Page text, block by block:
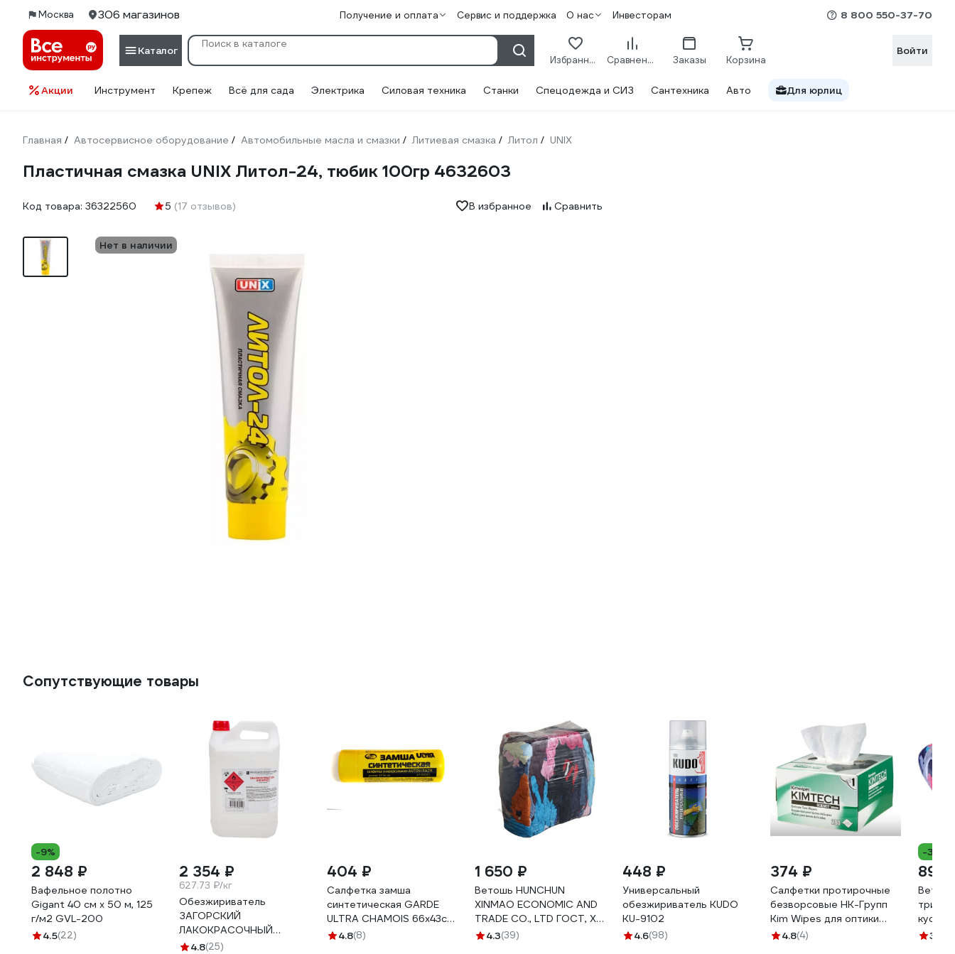
Москва 306 магазинов Получение и оплата Сервис и поддержка О нас Инвесторам 8 800 550-37-70
Каталог
Избранное Сравнение Заказы Корзина
Войти
Акции Инструмент Крепеж Всё для сада Электрика Силовая техника Станки Спецодежда и СИЗ Сантехника Авто Для юрлиц
Главная / Автосервисное оборудование / Автомобильные масла и смазки / Литиевая смазка / Литол / UNIX
Пластичная смазка UNIX Литол-24, тюбик 100гр 4632603
Код товара: 36322560 5 (17 отзывов) В избранное Сравнить
Нет в наличии
Сопутствующие товары
-9%
2 848 ₽
Вафельное полотно
Gigant 40 см х 50 м, 125
г/м2 GVL-200
4.5(22)
2 354 ₽
627.73 ₽/кг
Обезжириватель
ЗАГОРСКИЙ
ЛАКОКРАСОЧНЫЙ
ЗАВОД Нефрас 5 л
4.8(25)
404 ₽
Салфетка замша
синтетическая GARDE
ULTRA CHAMOIS 66x43см
в тубе UC6643
4.8(8)
1 650 ₽
Ветошь HUNCHUN
XINMAO ECONOMIC AND
TRADE CO., LTD ГОСТ, ХБ
цветной трикотаж,
4.3(39)
448 ₽
Универсальный
обезжириватель KUDO
KU-9102
4.6(98)
374 ₽
Салфетки протирочные
безворсовые НК-Групп
Kim Wipes для оптики
(коробка 280шт) 000629
4.8(4)
-37%
899
куски,
3.6